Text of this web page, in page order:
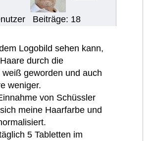
Beiträge: 18
Logobild sehen kann,
durch die
geworden und auch
weniger.
von Schüssler
meine Haarfarbe und
5 Tabletten im